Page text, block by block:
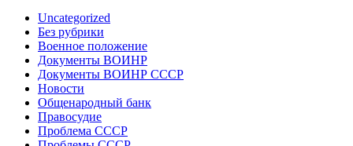
Uncategorized
Без рубрики
Военное положение
Документы ВОИНР
Документы ВОИНР СССР
Новости
Общенародный банк
Правосудие
Проблема СССР